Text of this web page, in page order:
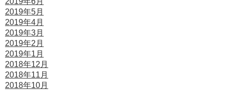
2019年5月
2019年4月
2019年3月
2019年2月
2019年1月
2018年12月
2018年11月
2018年10月